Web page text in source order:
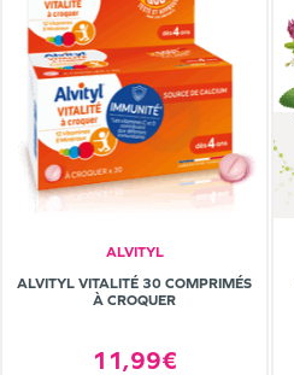
ALVITYL
ALVITYL VITALITÉ 30 COMPRIMÉS
À CROQUER
11,99€